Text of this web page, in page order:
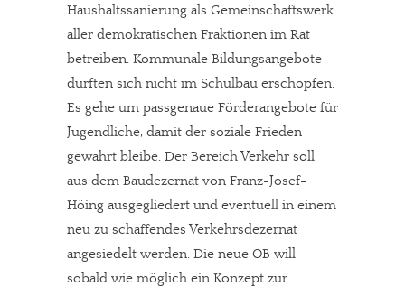
Haushaltssanierung als Gemeinschaftswerk
aller demokratischen Fraktionen im Rat
betreiben. Kommunale Bildungsangebote
dürften sich nicht im Schulbau erschöpfen.
Es gehe um passgenaue Förderangebote für
Jugendliche, damit der soziale Frieden
gewahrt bleibe. Der Bereich Verkehr soll
aus dem Baudezernat von Franz-Josef-
Höing ausgegliedert und eventuell in einem
neu zu schaffendes Verkehrsdezernat
angesiedelt werden. Die neue OB will
sobald wie möglich ein Konzept zur